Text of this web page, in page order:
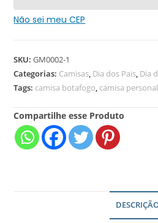
Não sei meu CEP
SKU:GM0002-1
Categorias: Camisas, Dia dos Pais, Dia
Tags: camisa botafogo, camisa
Compartilhe esse Produto